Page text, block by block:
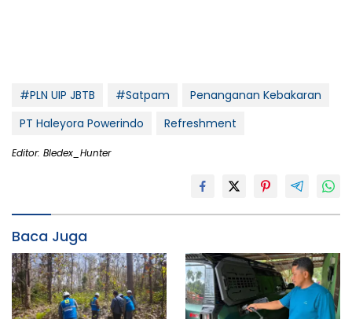
#PLN UIP JBTB #Satpam
Penanganan Kebakaran
PT Haleyora Powerindo
Refreshment
Editor: Bledex_Hunter
Baca Juga